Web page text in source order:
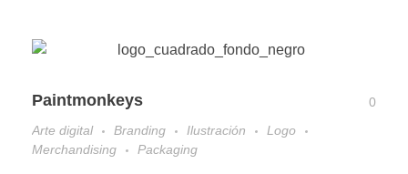
Paintmonkeys
0
Arte digital
Branding Ilustración
Logo
Merchandising
Packaging